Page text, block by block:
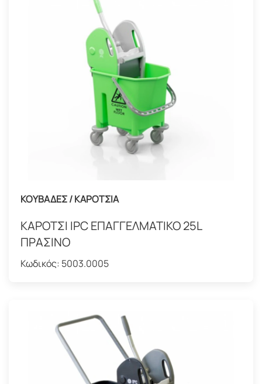
ΚΟΥΒΑΔΕΣ / ΚΑΡΟΤΣΙΑ
ΚΑΡΟΤΣΙ IPC ΕΠΑΓΓΕΛΜΑΤΙΚΟ 25L
ΠΡΑΣΙΝΟ
Κωδικός: 5003.0005